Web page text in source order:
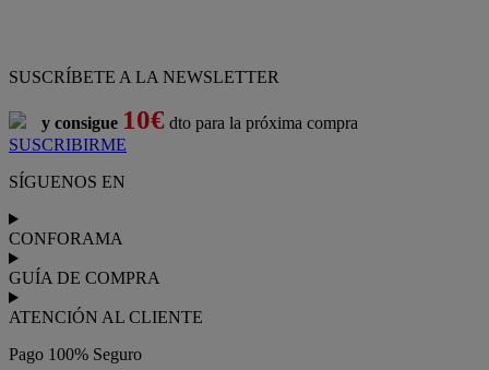
SUSCRÍBETE A LA NEWSLETTER
y consigue 10€ dto para la próxima compra
SUSCRIBIRME
SÍGUENOS EN
CONFORAMA
GUÍA DE COMPRA
ATENCIÓN AL CLIENTE
Pago 100% Seguro